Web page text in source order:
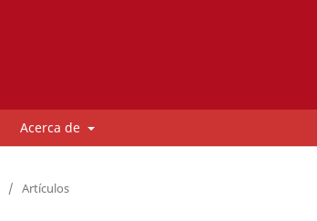
Acerca de
/ Artículos